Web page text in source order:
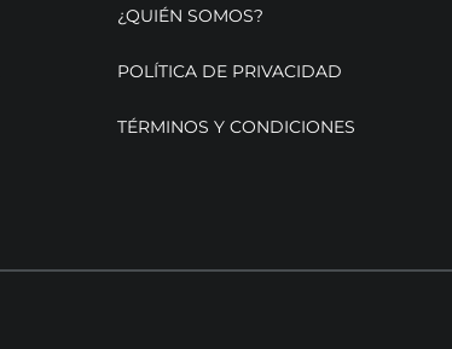
¿QUIÉN SOMOS?
POLÍTICA DE PRIVACIDAD
TÉRMINOS Y CONDICIONES